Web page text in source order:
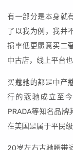
有一部分是本身就
了以我为例，我并
损率低更愿意买二
中古店，线上平台
买蔻驰的都是中产
行的蔻驰成立至
PRADA等知名品
在美国是属于平民
20岁左右古驰腰带